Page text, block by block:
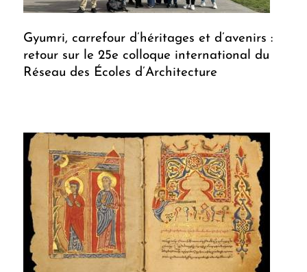
Gyumri, carrefour d’héritages et d’avenirs :
retour sur le 25e colloque international du
Réseau des Écoles d’Architecture